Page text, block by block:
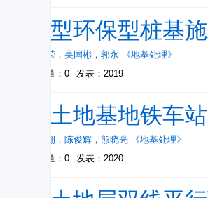
新型环保型桩
金小荣 ， 吴国彬 ， 郭永- 《地基处理》
被引量：0
发表：2019
粉土地基地铁车
姜叶翔 ， 陈俊辉 ， 熊晓亮- 《地基处理》
被引量：0
发表：2020